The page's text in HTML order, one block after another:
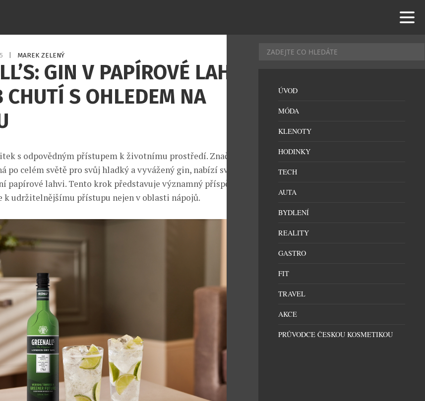
MAREK ZELENÝ
GIN V PAPÍROVÉ LAHVI
CHUTÍ S OHLEDEM NA
s odpovědným přístupem k životnímu prostředí. Značka
po celém světě pro svůj hladký a vyvážený gin, nabízí svůj
papírové lahvi. Tento krok představuje významný příspěvek k
udržitelnějšímu přístupu nejen v oblasti nápojů.
ÚVOD
MÓDA
KLENOTY
HODINKY
TECH
AUTA
BYDLENÍ
REALITY
GASTRO
FIT
TRAVEL
AKCE
PRŮVODCE ČESKOU KOSMETIKOU